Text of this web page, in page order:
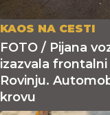
KAOS NA CESTI
FOTO / Pijana
izazvala
Rovinju.
krovu